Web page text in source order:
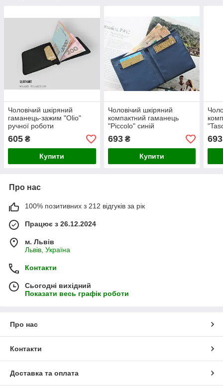
Чоловічий шкіряний
гаманець-зажим "Olio"
ручної роботи
605 ₴
Купити
Чоловічий шкіряний
компактний гаманець
"Piccolo" синій
693₴
Купити
693
Про нас
100% позитивних з 212 відгуків за рік
Працює з 26.12.2024
м. Львів
Львів, Україна
Контакти
Сьогодні вихідний
Показати весь графік роботи
Про нас
Контакти
Доставка та оплата